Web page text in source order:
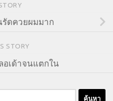
ดควยผมมาก
STORY
อเด้าจนแตกใน